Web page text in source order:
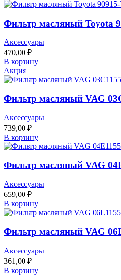
Фильтр масляный Toyota
Аксессуары
470,00 ₽
В корзину
Акция
Фильтр масляный VAG
Аксессуары
739,00 ₽
В корзину
Фильтр масляный VAG
Аксессуары
659,00 ₽
В корзину
Фильтр масляный VAG
Аксессуары
361,00 ₽
В корзину